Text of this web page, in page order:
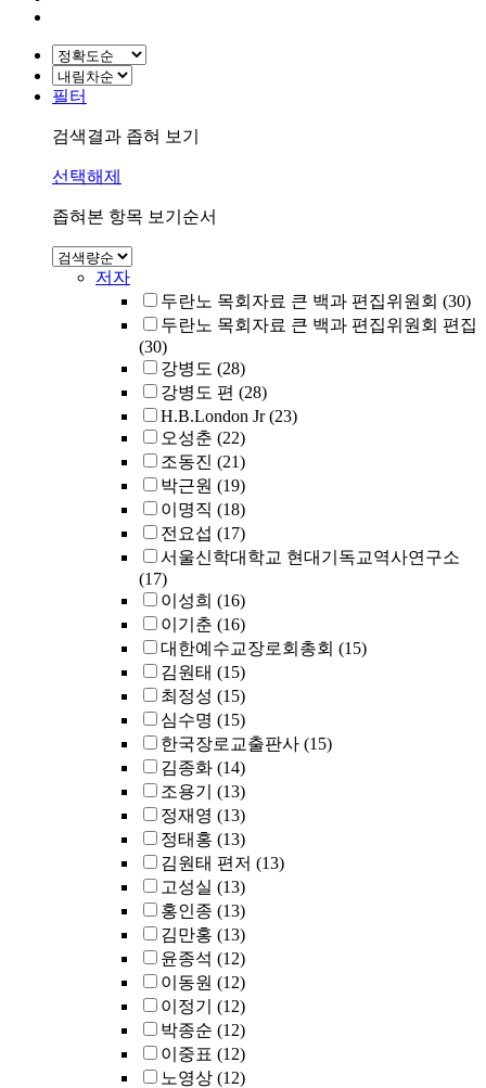
필터
검색결과 좁혀 보기
선택해제
좁혀본 항목 보기순서
저자
두란노 목회자료 큰 백과 편집위원회 (30)
두란노 목회자료 큰 백과 편집위원회 편집
(30)
강병도 (28)
강병도 편 (28)
H.B.London Jr (23)
오성춘 (22)
조동진 (21)
박근원 (19)
이명직 (18)
전요섭 (17)
서울신학대학교 현대기독교역사연구소
(17)
이성희 (16)
이기춘 (16)
대한예수교장로회총회 (15)
김원태 (15)
최정성 (15)
심수명 (15)
한국장로교출판사 (15)
김종화 (14)
조용기
(13)
정재영 (13)
정태홍 (13)
김원태 편저 (13)
고성실 (13)
홍인종 (13)
김만홍 (13)
윤종석 (12)
이동원 (12)
이정기
(12)
박종순 (12)
이중표 (12)
노영상 (12)